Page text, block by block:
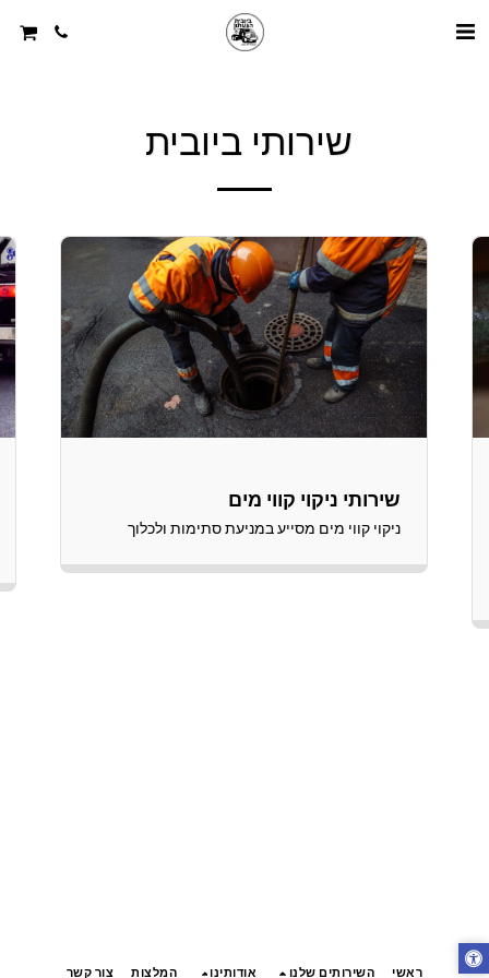
שירותי ביובית
שירותי ניקוי קווי מים
ניקוי קווי מים מסייע במניעת סתימות ולכלוך
ראשי השירותים שלנו אודותינו המלצות צור קשר